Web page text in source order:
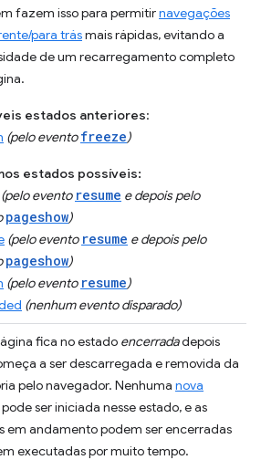
fazem isso para permitirnavegações
para trásmais rápidas, evitando a
de um recarregamento completo
estados anteriores:
(pelo eventofreeze)
estados possíveis:
(pelo evento resume e depois pelo
pageshow)
(pelo evento resume e depois pelo
pageshow)
(pelo evento resume)
(nenhum evento disparado)
fica no estado encerradadepois
a ser descarregada e removida da
pelo navegador. Nenhuma nova
pode ser iniciada nesse estado, e as
em andamento podem ser encerradas
executadas por muito tempo.